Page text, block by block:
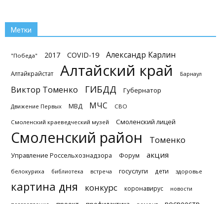
Метки
"Победа" 2017 COVID-19 Александр Карлин
Алтайкрайстат Алтайский край Барнаул
Виктор Томенко ГИБДД Губернатор
Движение Первых МВД МЧС СВО
Смоленский краеведческий музей Смоленский лицей
Смоленский район Томенко
Управление Россельхознадзора Форум акция
белокуриха библиотека встреча госуслуги дети здоровье
картина дня конкурс коронавирус новости